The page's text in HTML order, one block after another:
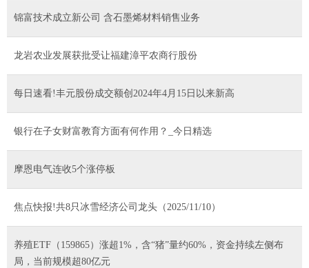
锦富技术成立新公司 含石墨烯材料销售业务
龙岩农业发展获批受让福建漳平农商行股份
每日速看!丰元股份成交额创2024年4月15日以来新高
银行在子女财富教育方面有何作用？_今日精选
摩恩电气连收5个涨停板
焦点快报!共8只冰雪经济公司龙头（2025/11/10）
养殖ETF（159865）涨超1%，含“猪”量约60%，资金持续左侧布
局，当前规模超80亿元